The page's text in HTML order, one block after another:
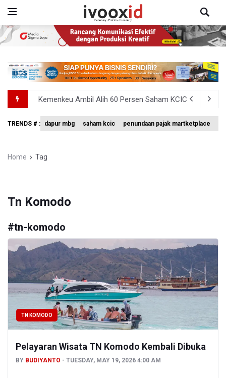
Kemenkeu Ambil Alih 60 Persen Saham KCIC
Anggota Komisi III DPR Usulkan Mekanisme Pra
Amnesty International Desak Hentikan Sementara dan
TRENDS # : dapur mbg saham kcic penundaan pajak martketplace
Home Tag
Tn Komodo
#tn-komodo
TN KOMODO
Pelayaran Wisata TN Komodo Kembali Dibuka
BY BUDIYANTO TUESDAY, MAY 19, 2026 4:00 AM